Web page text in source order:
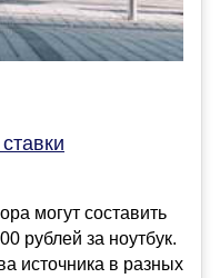
могут составить
рублей за ноутбук.
источника в разных